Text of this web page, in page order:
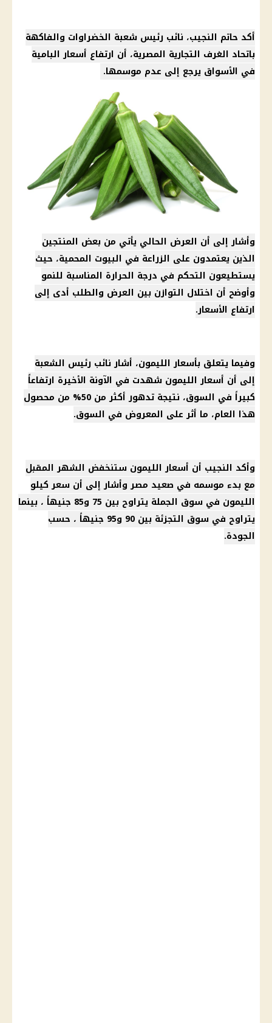
أكد حاتم النجيب، نائب رئيس شعبة الخضراوات والفاكهة
باتحاد الغرف التجارية المصرية، أن ارتفاع أسعار البامية
في الأسواق يرجع إلى عدم موسمها.
وأشار إلى أن العرض الحالي يأتي من بعض المنتجين
الذين يعتمدون على الزراعة في البيوت المحمية، حيث
يستطيعون التحكم في درجة الحرارة المناسبة للنمو
وأوضح أن اختلال التوازن بين العرض والطلب أدى إلى
ارتفاع الأسعار.
وفيما يتعلق بأسعار الليمون، أشار نائب رئيس الشعبة
إلى أن أسعار الليمون شهدت في الآونة الأخيرة ارتفاعاً
كبيراً في السوق، نتيجة تدهور أكثر من 50% من محصول
هذا العام، ما أثر على المعروض في السوق.
وأكد النجيب أن أسعار الليمون ستنخفض الشهر المقبل
مع بدء موسمه في صعيد مصر وأشار إلى أن سعر كيلو
الليمون في سوق الجملة يتراوح بين 75 و85 جنيهاً ، بينما
يتراوح في سوق التجزئة بين 90 و95 جنيهاً ، حسب
الجودة.